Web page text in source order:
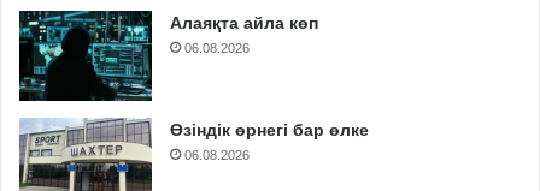
Алаяқта айла көп
06.08.2026
Өзіндік өрнегі бар өлке
06.08.2026